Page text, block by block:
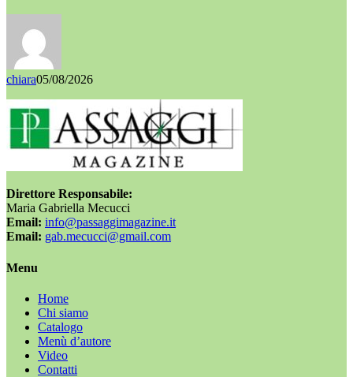
chiara05/08/2026
Direttore Responsabile:
Maria Gabriella Mecucci
Email: info@passaggimagazine.it
Email: gab.mecucci@gmail.com
Menu
Home
Chi siamo
Catalogo
Menù d’autore
Video
Contatti